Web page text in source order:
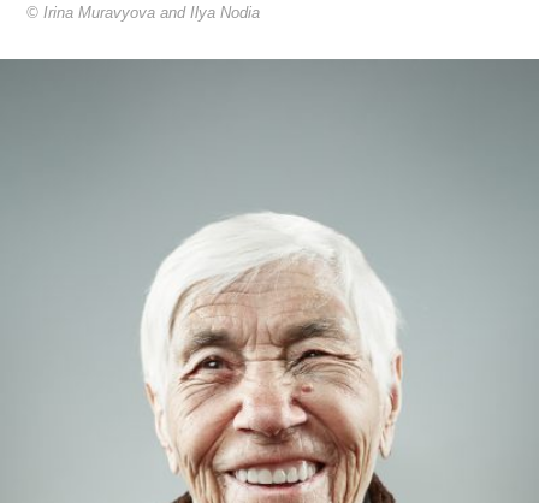
© Irina Muravyova and Ilya Nodia